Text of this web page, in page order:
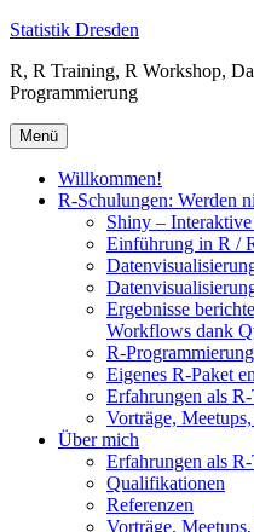
Zum
springen
Statistik Dresden
R, R Training, R Workshop,
Programmierung
Menü
Willkommen!
R-Schulungen: Werden
Shiny –
Einführung in R /
Ergebnisse
Workflows dank
R-
Eigenes R-Paket
Erfahrungen als
Vorträge,
Über mich
Erfahrungen als
Qualifikationen
Referenzen
Vorträge,